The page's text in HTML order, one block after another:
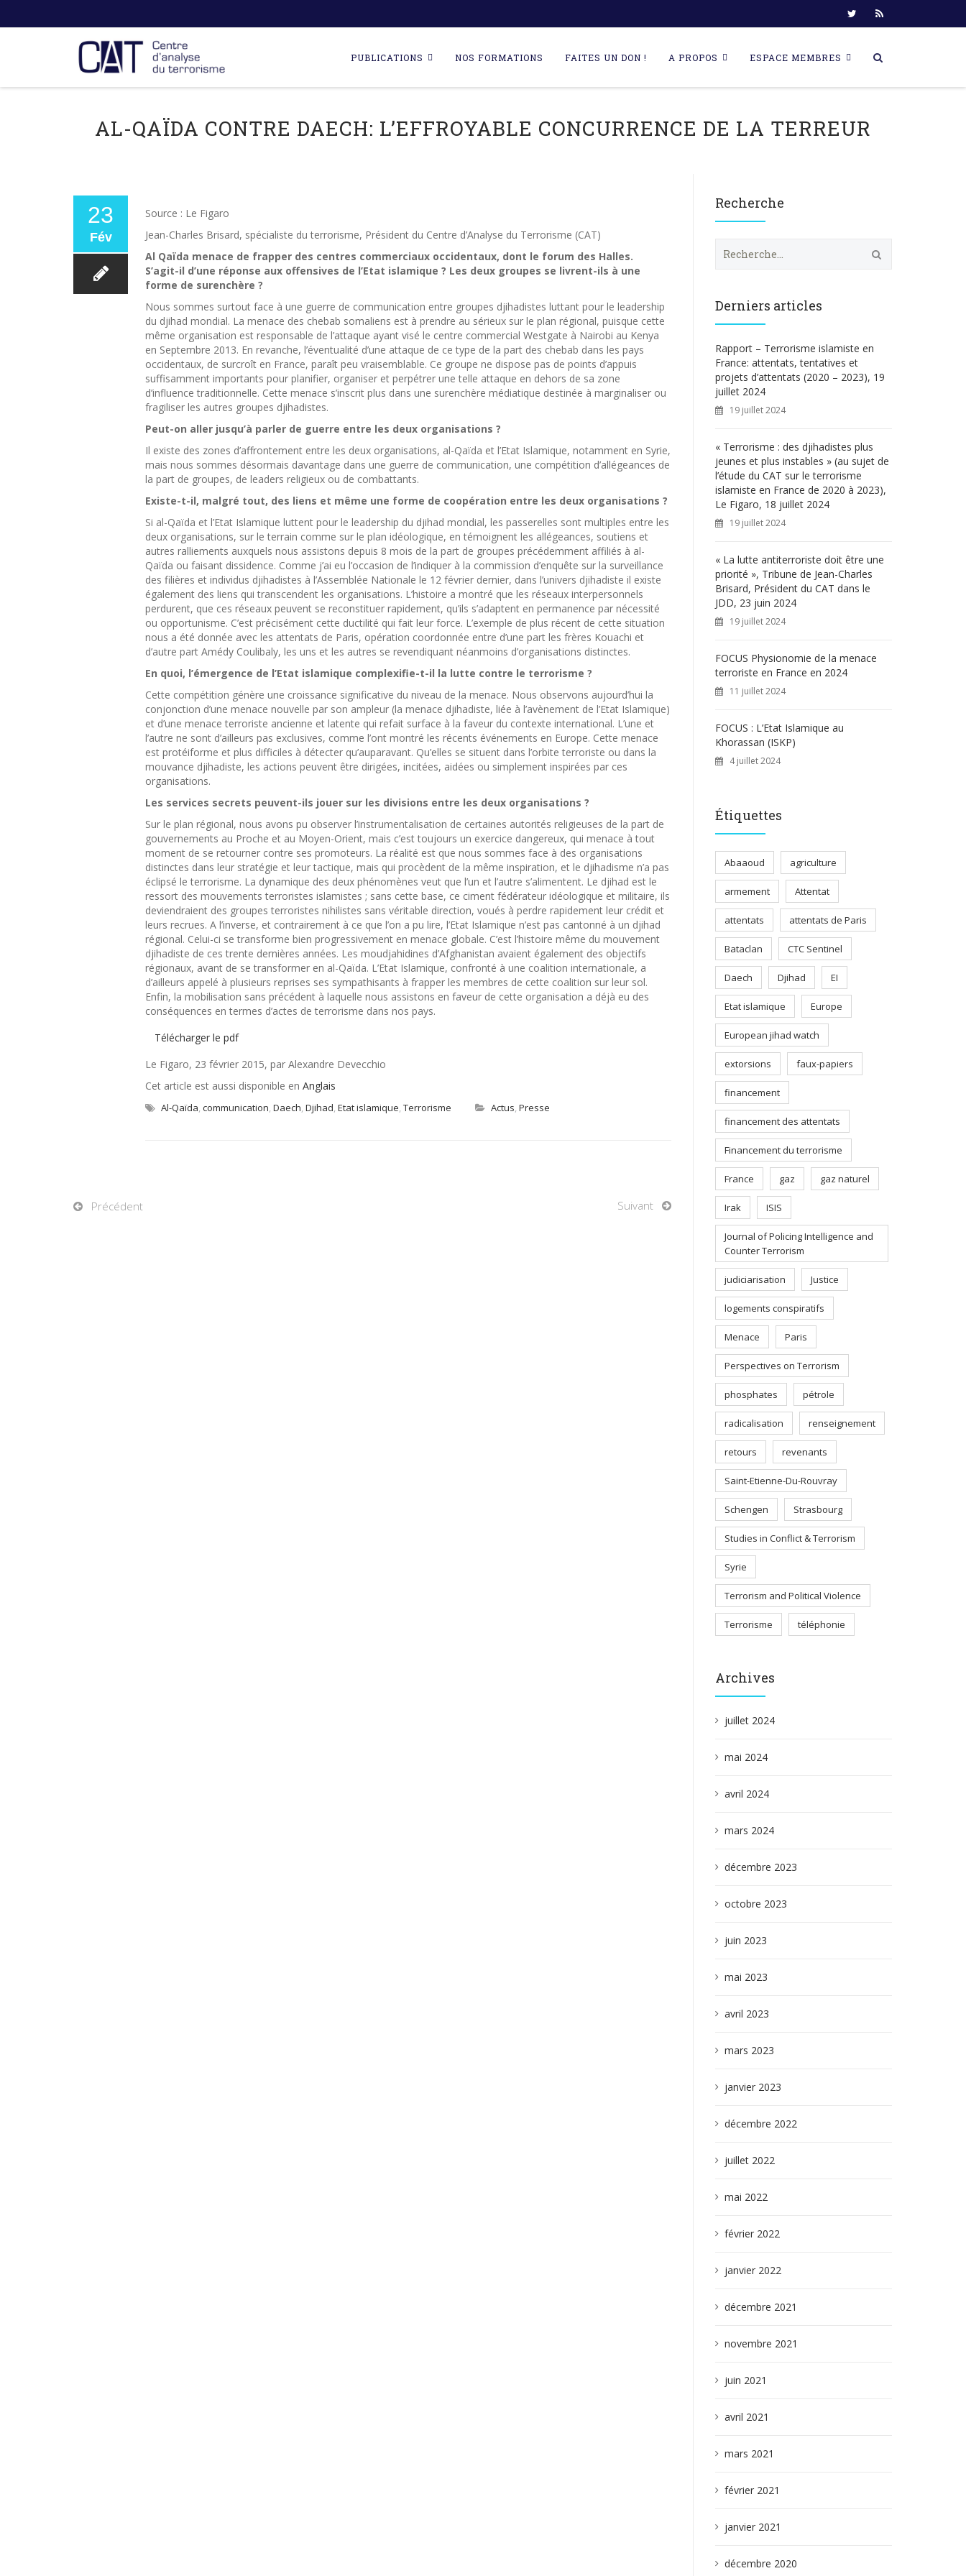
content
PUBLICATIONS NOS FORMATIONS FAITES UN DON ! A PROPOS ESPACE MEMBRES
AL-QAÏDA CONTRE DAECH: L’EFFROYABLE CONCURRENCE DE LA TERREUR
23
Fév
Source : Le Figaro
Jean-Charles Brisard, spécialiste du terrorisme, Président du Centre d’Analyse du Terrorisme (CAT)
Al Qaïda menace de frapper des centres commerciaux occidentaux, dont le forum des Halles.
S’agit-il d’une réponse aux offensives de l’Etat islamique ? Les deux groupes se livrent-ils à une
forme de surenchère ?
Nous sommes surtout face à une guerre de communication entre groupes djihadistes luttant pour le leadership
du djihad mondial. La menace des chebab somaliens est à prendre au sérieux sur le plan régional, puisque cette
même organisation est responsable de l’attaque ayant visé le centre commercial Westgate à Nairobi au Kenya
en Septembre 2013. En revanche, l’éventualité d’une attaque de ce type de la part des chebab dans les pays
occidentaux, de surcroît en France, paraît peu vraisemblable. Ce groupe ne dispose pas de points d’appuis
suffisamment importants pour planifier, organiser et perpétrer une telle attaque en dehors de sa zone
d’influence traditionnelle. Cette menace s’inscrit plus dans une surenchère médiatique destinée à marginaliser ou
fragiliser les autres groupes djihadistes.
Peut-on aller jusqu’à parler de guerre entre les deux organisations ?
Il existe des zones d’affrontement entre les deux organisations, al-Qaïda et l’Etat Islamique, notamment en Syrie,
mais nous sommes désormais davantage dans une guerre de communication, une compétition d’allégeances de
la part de groupes, de leaders religieux ou de combattants.
Existe-t-il, malgré tout, des liens et même une forme de coopération entre les deux organisations ?
Si al-Qaïda et l’Etat Islamique luttent pour le leadership du djihad mondial, les passerelles sont multiples entre les
deux organisations, sur le terrain comme sur le plan idéologique, en témoignent les allégeances, soutiens et
autres ralliements auxquels nous assistons depuis 8 mois de la part de groupes précédemment affiliés à al-
Qaïda ou faisant dissidence. Comme j’ai eu l’occasion de l’indiquer à la commission d’enquête sur la surveillance
des filières et individus djihadistes à l’Assemblée Nationale le 12 février dernier, dans l’univers djihadiste il existe
également des liens qui transcendent les organisations. L’histoire a montré que les réseaux interpersonnels
perdurent, que ces réseaux peuvent se reconstituer rapidement, qu’ils s’adaptent en permanence par nécessité
ou opportunisme. C’est précisément cette ductilité qui fait leur force. L’exemple de plus récent de cette situation
nous a été donnée avec les attentats de Paris, opération coordonnée entre d’une part les frères Kouachi et
d’autre part Amédy Coulibaly, les uns et les autres se revendiquant néanmoins d’organisations distinctes.
En quoi, l’émergence de l’Etat islamique complexifie-t-il la lutte contre le terrorisme ?
Cette compétition génère une croissance significative du niveau de la menace. Nous observons aujourd’hui la
conjonction d’une menace nouvelle par son ampleur (la menace djihadiste, liée à l’avènement de l’Etat Islamique)
et d’une menace terroriste ancienne et latente qui refait surface à la faveur du contexte international. L’une et
l’autre ne sont d’ailleurs pas exclusives, comme l’ont montré les récents événements en Europe. Cette menace
est protéiforme et plus difficiles à détecter qu’auparavant. Qu’elles se situent dans l’orbite terroriste ou dans la
mouvance djihadiste, les actions peuvent être dirigées, incitées, aidées ou simplement inspirées par ces
organisations.
Les services secrets peuvent-ils jouer sur les divisions entre les deux organisations ?
Sur le plan régional, nous avons pu observer l’instrumentalisation de certaines autorités religieuses de la part de
gouvernements au Proche et au Moyen-Orient, mais c’est toujours un exercice dangereux, qui menace à tout
moment de se retourner contre ses promoteurs. La réalité est que nous sommes face à des organisations
distinctes dans leur stratégie et leur tactique, mais qui procèdent de la même inspiration, et le djihadisme n’a pas
éclipsé le terrorisme. La dynamique des deux phénomènes veut que l’un et l’autre s’alimentent. Le djihad est le
ressort des mouvements terroristes islamistes ; sans cette base, ce ciment fédérateur idéologique et militaire, ils
deviendraient des groupes terroristes nihilistes sans véritable direction, voués à perdre rapidement leur crédit et
leurs recrues. A l’inverse, et contrairement à ce que l’on a pu lire, l’Etat Islamique n’est pas cantonné à un djihad
régional. Celui-ci se transforme bien progressivement en menace globale. C’est l’histoire même du mouvement
djihadiste de ces trente dernières années. Les moudjahidines d’Afghanistan avaient également des objectifs
régionaux, avant de se transformer en al-Qaïda. L’Etat Islamique, confronté à une coalition internationale, a
d’ailleurs appelé à plusieurs reprises ses sympathisants à frapper les membres de cette coalition sur leur sol.
Enfin, la mobilisation sans précédent à laquelle nous assistons en faveur de cette organisation a déjà eu des
conséquences en termes d’actes de terrorisme dans nos pays.
Télécharger le pdf
Le Figaro, 23 février 2015, par Alexandre Devecchio
Cet article est aussi disponible en Anglais
Al-Qaïda, communication, Daech, Djihad, Etat islamique, Terrorisme Actus, Presse
Précédent Suivant
Recherche
e
h
e
r
:
Derniers articles
Rapport – Terrorisme islamiste en
France: attentats, tentatives et
projets d’attentats (2020 – 2023), 19
juillet 2024
19 juillet 2024
« Terrorisme : des djihadistes plus
jeunes et plus instables » (au sujet de
l’étude du CAT sur le terrorisme
islamiste en France de 2020 à 2023),
Le Figaro, 18 juillet 2024
19 juillet 2024
« La lutte antiterroriste doit être une
priorité », Tribune de Jean-Charles
Brisard, Président du CAT dans le
JDD, 23 juin 2024
19 juillet 2024
FOCUS Physionomie de la menace
terroriste en France en 2024
11 juillet 2024
FOCUS : L’Etat Islamique au
Khorassan (ISKP)
4 juillet 2024
Étiquettes
Abaaoud agriculture
armement Attentat
attentats attentats de Paris
Bataclan CTC Sentinel
Daech Djihad EI
Etat islamique Europe
European jihad watch
extorsions faux-papiers
financement
financement des attentats
Financement du terrorisme
France gaz gaz naturel
Irak ISIS
Journal of Policing Intelligence and
Counter Terrorism
judiciarisation Justice
logements conspiratifs
Menace Paris
Perspectives on Terrorism
phosphates pétrole
radicalisation renseignement
retours revenants
Saint-Etienne-Du-Rouvray
Schengen Strasbourg
Studies in Conflict & Terrorism
Syrie
Terrorism and Political Violence
Terrorisme téléphonie
Archives
juillet 2024
mai 2024
avril 2024
mars 2024
décembre 2023
octobre 2023
juin 2023
mai 2023
avril 2023
mars 2023
janvier 2023
décembre 2022
juillet 2022
mai 2022
février 2022
janvier 2022
décembre 2021
novembre 2021
juin 2021
avril 2021
mars 2021
février 2021
janvier 2021
décembre 2020